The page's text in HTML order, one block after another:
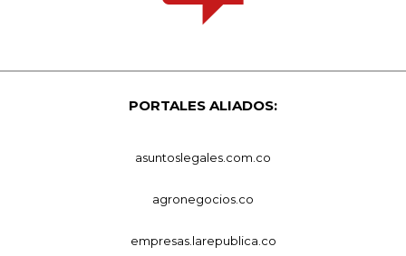
PORTALES ALIADOS:
asuntoslegales.com.co
agronegocios.co
empresas.larepublica.co